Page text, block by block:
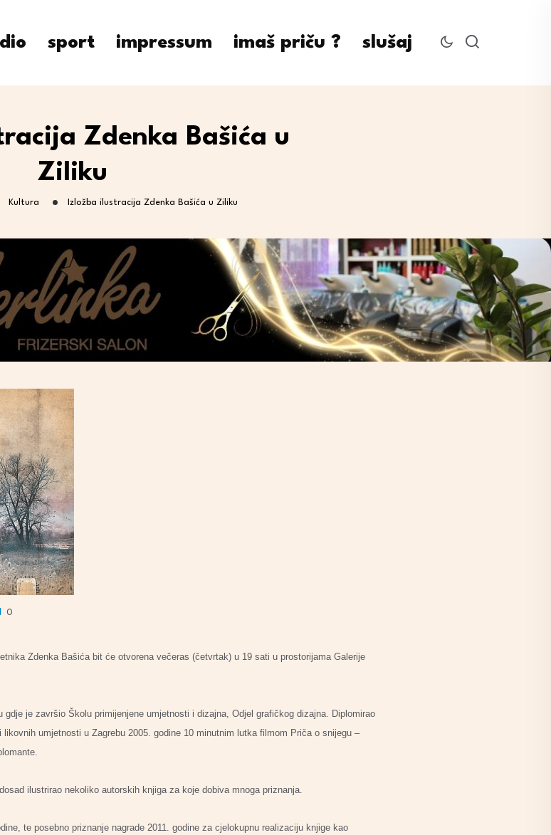
sport impressum imaš priču ? slušaj
Zdenka Bašića u
Ziliku
Kultura Izložba ilustracija Zdenka Bašića u Ziliku
0
Zdenka Bašića bit će otvorena večeras (četvrtak) u 19 sati u prostorijama Galerije
je završio Školu primijenjene umjetnosti i dizajna, Odjel grafičkog dizajna. Diplomirao
umjetnosti u Zagrebu 2005. godine 10 minutnim lutka filmom Priča o snijegu –
ilustrirao nekoliko autorskih knjiga za koje dobiva mnoga priznanja.
te posebno priznanje nagrade 2011. godine za cjelokupnu realizaciju knjige kao